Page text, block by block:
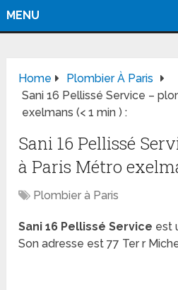
MENU
Home
Plombier À Paris
Sani 16 Pellissé Service –
exelmans (< 1 min ) :
Sani 16 Pellissé
à Paris Métro
Plombier à Paris
Sani 16 Pellissé Service est
Son adresse est 77 Ter r